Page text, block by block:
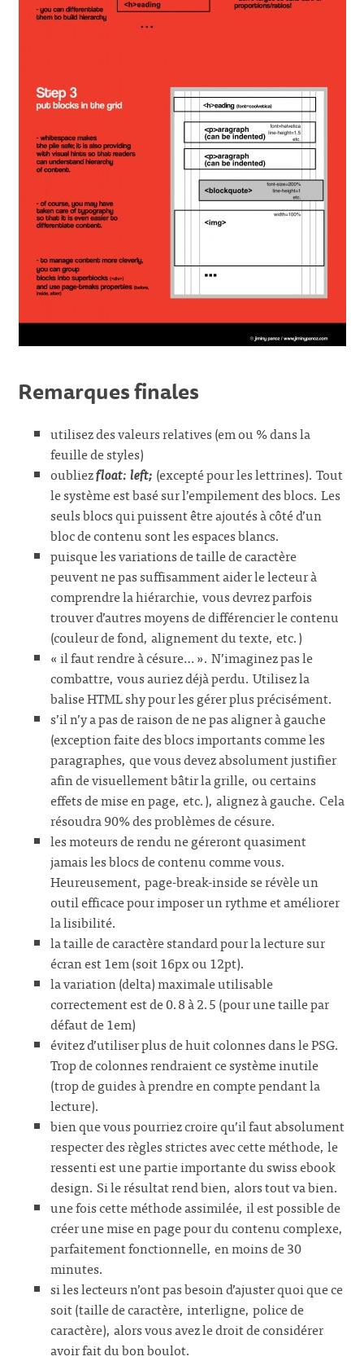
Remarques finales
utilisez des valeurs relatives (em ou % dans la
feuille de styles)
oubliezfloat: left; (excepté pour les lettrines). Tout
le système est basé sur l’empilement des blocs. Les
seuls blocs qui puissent être ajoutés à côté d’un
bloc de contenu sont les espaces blancs.
puisque les variations de taille de caractère
peuvent ne pas suffisamment aider le lecteur à
comprendre la hiérarchie, vous devrez parfois
trouver d’autres moyens de différencier le contenu
(couleur de fond, alignement du texte, etc.)
« il faut rendre à césure… ». N’imaginez pas le
combattre, vous auriez déjà perdu. Utilisez la
balise HTML shy pour les gérer plus précisément.
s’il n’y a pas de raison de ne pas aligner à gauche
(exception faite des blocs importants comme les
paragraphes, que vous devez absolument justifier
afin de visuellement bâtir la grille, ou certains
effets de mise en page, etc.), alignez à gauche. Cela
résoudra 90% des problèmes de césure.
les moteurs de rendu ne géreront quasiment
jamais les blocs de contenu comme vous.
Heureusement, page-break-inside se révèle un
outil efficace pour imposer un rythme et améliorer
la lisibilité.
la taille de caractère standard pour la lecture sur
écran est 1em (soit 16px ou 12pt).
la variation (delta) maximale utilisable
correctement est de 0.8 à 2.5 (pour une taille par
défaut de 1em)
évitez d’utiliser plus de huit colonnes dans le PSG.
Trop de colonnes rendraient ce système inutile
(trop de guides à prendre en compte pendant la
lecture).
bien que vous pourriez croire qu’il faut absolument
respecter des règles strictes avec cette méthode, le
ressenti est une partie importante du swiss ebook
design. Si le résultat rend bien, alors tout va bien.
une fois cette méthode assimilée, il est possible de
créer une mise en page pour du contenu complexe,
parfaitement fonctionnelle, en moins de 30
minutes.
si les lecteurs n’ont pas besoin d’ajuster quoi que ce
soit (taille de caractère, interligne, police de
caractère), alors vous avez le droit de considérer
avoir fait du bon boulot.